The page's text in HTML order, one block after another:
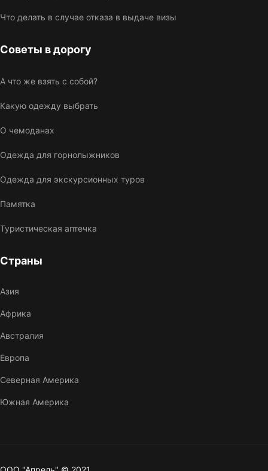
Что делать в случае отказа в выдаче визы
Советы в дорогу
А что же взять с собой?
Какую одежду выбрать
О чемоданах
Одежда для горнолыжников
Одежда для экскурсионных туров
Памятка
Туристическая аптечка
Страны
Азия
Африка
Австралия
Европа
Северная Америка
Южная Америка